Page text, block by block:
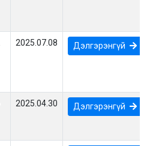
2025.07.08 Дэлгэрэнгүй
2025.04.30 Дэлгэрэнгүй